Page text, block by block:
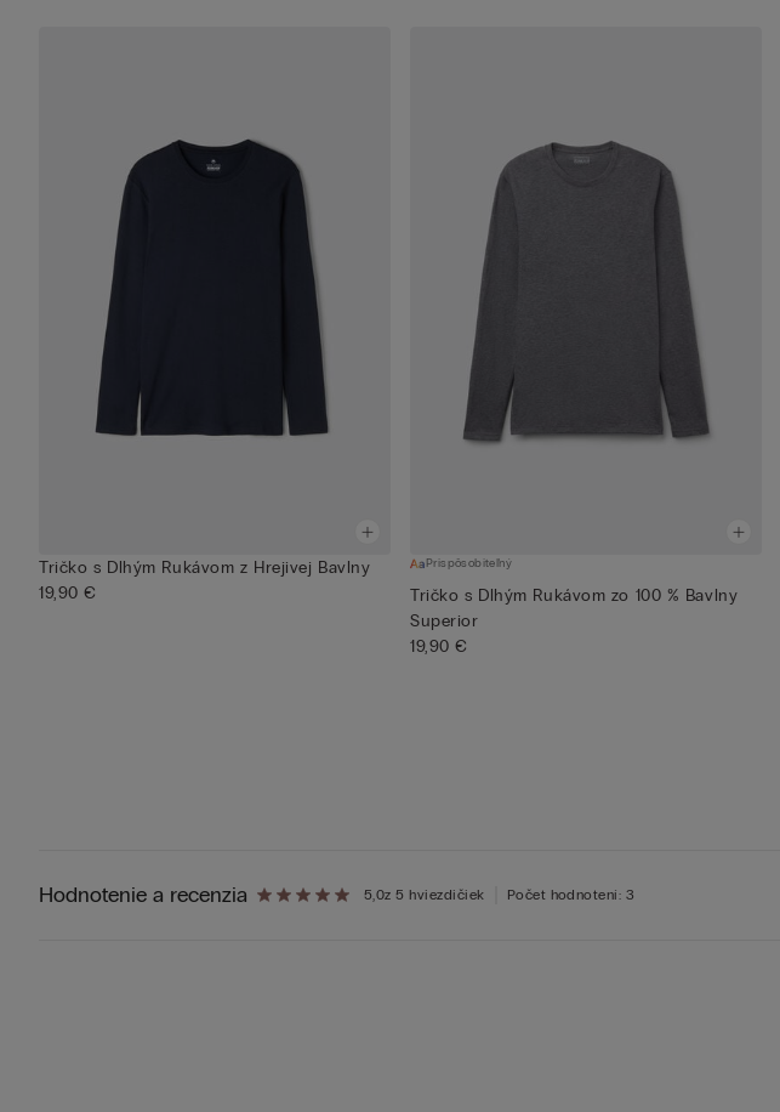
Tričko s Dlhým Rukávom z Hrejivej Bavlny
19,90 €
Prispôsobiteľný
Tričko s Dlhým Rukávom zo 100 % Bavlny
Superior
19,90 €
Hodnotenie a recenzia 5,0z 5 hviezdičiek Počet hodnotení: 3